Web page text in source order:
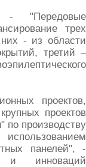
"Передовые
трех
- из области
третий –
проектов,
проектов
по производству
панелей", -
и инноваций